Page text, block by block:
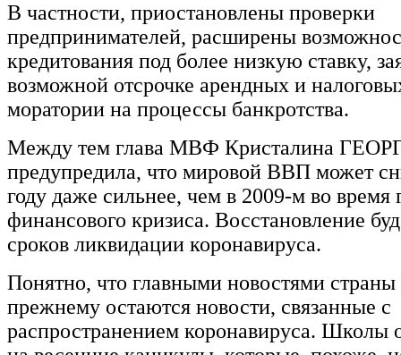
В частности, приостановлены проверки
предпринимателей, расширены
кредитования под более низкую ставку,
возможной отсрочке арендных и
моратории на процессы банкротства.
Между тем глава МВФ Кристалина
предупредила, что мировой ВВП может
году даже сильнее, чем в 2009-м во время
финансового кризиса. Восстановление
сроков ликвидации коронавируса.
Понятно, что главными новостями
прежнему остаются новости, связанные с
распространением коронавируса. Школы